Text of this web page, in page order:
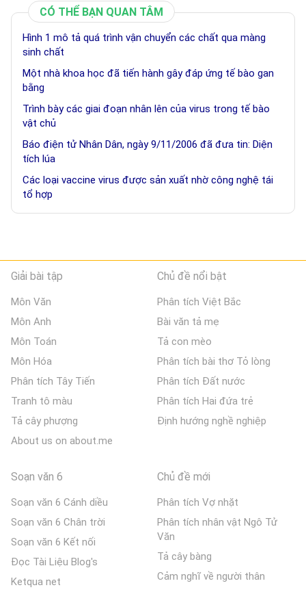
CÓ THỂ BẠN QUAN TÂM
Hình 1 mô tả quá trình vận chuyển các chất qua màng
sinh chất
Một nhà khoa học đã tiến hành gây đáp ứng tế bào gan
bằng
Trình bày các giai đoạn nhân lên của virus trong tế bào
vật chủ
Báo điện tử Nhân Dân, ngày 9/11/2006 đã đưa tin: Diện
tích lúa
Các loại vaccine virus được sản xuất nhờ công nghệ tái
tổ hợp
Giải bài tập
Môn Văn
Môn Anh
Môn Toán
Môn Hóa
Phân tích Tây Tiến
Tranh tô màu
Tả cây phượng
About us on about.me
Chủ đề nổi bật
Phân tích Việt Bắc
Bài văn tả mẹ
Tả con mèo
Phân tích bài thơ Tỏ lòng
Phân tích Đất nước
Phân tích Hai đứa trẻ
Định hướng nghề nghiệp
Soạn văn 6
Soạn văn 6 Cánh diều
Soạn văn 6 Chân trời
Soạn văn 6 Kết nối
Đọc Tài Liệu Blog's
Ketqua net
Chủ đề mới
Phân tích Vợ nhặt
Phân tích nhân vật Ngô Tử
Văn
Tả cây bàng
Cảm nghĩ về người thân